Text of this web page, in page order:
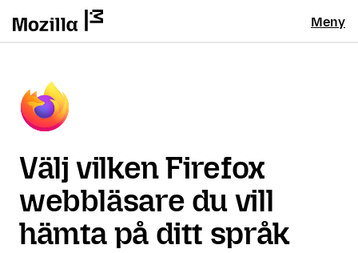
Meny
Välj vilken Firefox
webbläsare du vill
hämta på ditt språk